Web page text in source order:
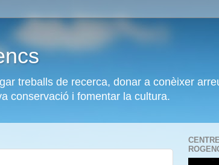
treballs de recerca, donar a conèixer
conservació i fomentar la cultura.